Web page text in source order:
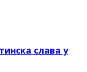
слава у